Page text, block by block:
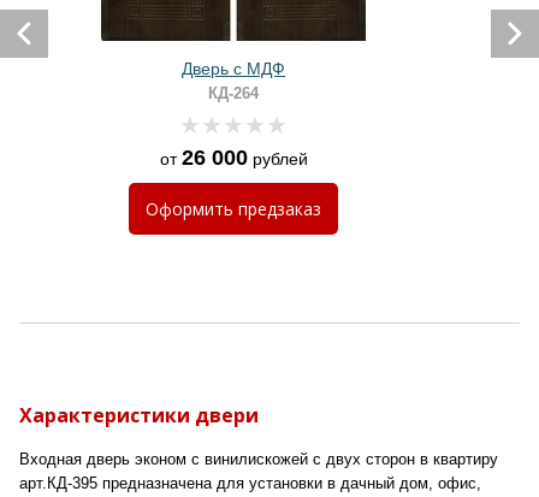
Дверь с МДФ
КД-264
от26 000рублей
Оформить предзаказ
Характеристики двери
Входная дверь эконом с винилискожей с двух сторон в квартиру
арт.КД-395 предназначена для установки в дачный дом, офис,